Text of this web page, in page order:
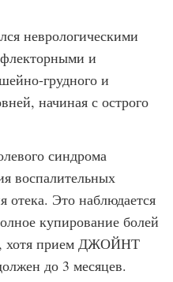
неврологическими
и
грудного и
начиная с острого
синдрома
воспалительных
отека. Это наблюдается
купирование болей
хотя прием ДЖОЙНТ
до 3 месяцев.